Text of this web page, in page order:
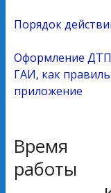
Порядок
Оформление ДТП
ГАИ, как
приложение
Время
работы